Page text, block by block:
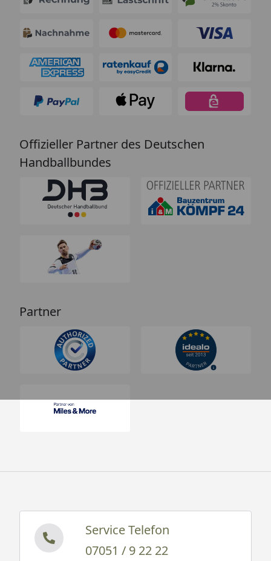
Offizieller Partner des Deutschen
Handballbundes
Partner
Service Telefon
07051 / 9 22 22